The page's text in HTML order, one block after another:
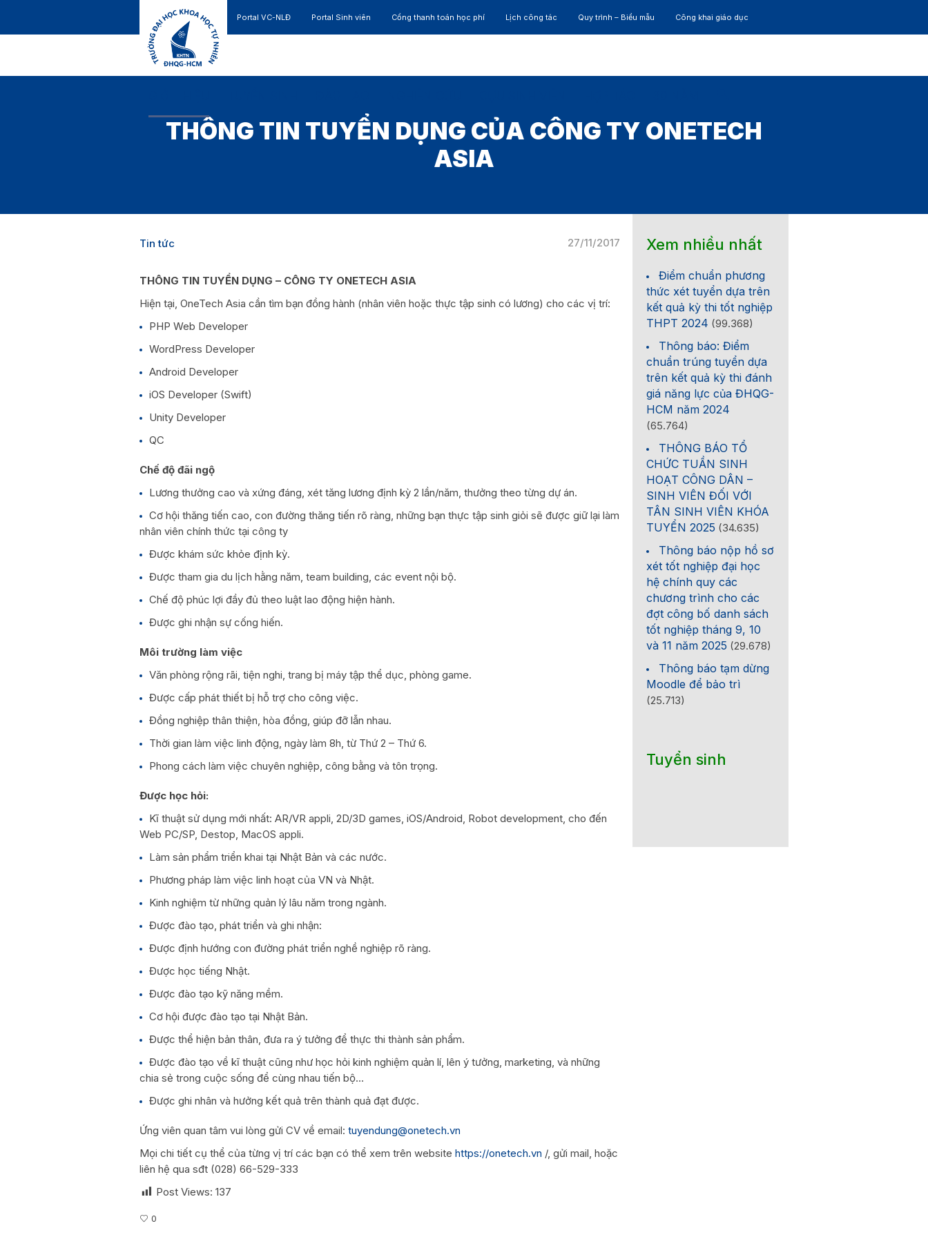
Portal VC-NLĐ Portal Sinh viên Cổng thanh toán học phí Lịch công tác Quy trình – Biểu mẫu Công khai giáo dục
THÔNG TIN TUYỂN DỤNG CỦA CÔNG TY ONETECH
ASIA
27/11/2017
Tin tức
THÔNG TIN TUYỂN DỤNG – CÔNG TY ONETECH ASIA
Hiện tại, OneTech Asia cần tìm bạn đồng hành (nhân viên hoặc thực tập sinh có lương) cho các vị trí:
PHP Web Developer
WordPress Developer
Android Developer
iOS Developer (Swift)
Unity Developer
QC
Chế độ đãi ngộ
Lương thưởng cao và xứng đáng, xét tăng lương định kỳ 2 lần/năm, thưởng theo từng dự án.
Cơ hội thăng tiến cao, con đường thăng tiến rõ ràng, những bạn thực tập sinh giỏi sẽ được giữ lại làm
nhân viên chính thức tại công ty
Được khám sức khỏe định kỳ.
Được tham gia du lịch hằng năm, team building, các event nội bộ.
Chế độ phúc lợi đầy đủ theo luật lao động hiện hành.
Được ghi nhận sự cống hiến.
Môi trường làm việc
Văn phòng rộng rãi, tiện nghi, trang bị máy tập thể dục, phòng game.
Được cấp phát thiết bị hỗ trợ cho công việc.
Đồng nghiệp thân thiện, hòa đồng, giúp đỡ lẫn nhau.
Thời gian làm việc linh động, ngày làm 8h, từ Thứ 2 – Thứ 6.
Phong cách làm việc chuyên nghiệp, công bằng và tôn trọng.
Được học hỏi:
Kĩ thuật sử dụng mới nhất: AR/VR appli, 2D/3D games, iOS/Android, Robot development, cho đến
Web PC/SP, Destop, MacOS appli.
Làm sản phẩm triển khai tại Nhật Bản và các nước.
Phương pháp làm việc linh hoạt của VN và Nhật.
Kinh nghiệm từ những quản lý lâu năm trong ngành.
Được đào tạo, phát triển và ghi nhận:
Được định hướng con đường phát triển nghề nghiệp rõ ràng.
Được học tiếng Nhật.
Được đào tạo kỹ năng mềm.
Cơ hội được đào tạo tại Nhật Bản.
Được thể hiện bản thân, đưa ra ý tưởng để thực thi thành sản phẩm.
Được đào tạo về kĩ thuật cũng như học hỏi kinh nghiệm quản lí, lên ý tưởng, marketing, và những
chia sẻ trong cuộc sống để cùng nhau tiến bộ…
Được ghi nhân và hưởng kết quả trên thành quả đạt được.
Ứng viên quan tâm vui lòng gửi CV về email: tuyendung@onetech.vn
Mọi chi tiết cụ thể của từng vị trí các bạn có thể xem trên website https://onetech.vn /, gửi mail, hoặc
liên hệ qua sđt (028) 66-529-333
Post Views: 137
0
Xem nhiều nhất
Điểm chuẩn phương
thức xét tuyển dựa trên
kết quả kỳ thi tốt nghiệp
THPT 2024 (99.368)
Thông báo: Điểm
chuẩn trúng tuyển dựa
trên kết quả kỳ thi đánh
giá năng lực của ĐHQG-
HCM năm 2024
(65.764)
THÔNG BÁO TỔ
CHỨC TUẦN SINH
HOẠT CÔNG DÂN –
SINH VIÊN ĐỐI VỚI
TÂN SINH VIÊN KHÓA
TUYỂN 2025 (34.635)
Thông báo nộp hồ sơ
xét tốt nghiệp đại học
hệ chính quy các
chương trình cho các
đợt công bố danh sách
tốt nghiệp tháng 9, 10
và 11 năm 2025 (29.678)
Thông báo tạm dừng
Moodle để bảo trì
(25.713)
Tuyển sinh